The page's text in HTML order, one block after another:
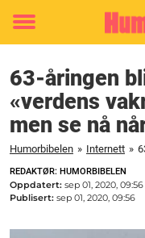
Toggle
63-åringen
«verdens
men se nå
Humorbibelen » Internett »
REDAKTØR: HUMORBIBELEN
Oppdatert: sep 01, 2020, 09:56
Publisert: sep 01, 2020, 09:56